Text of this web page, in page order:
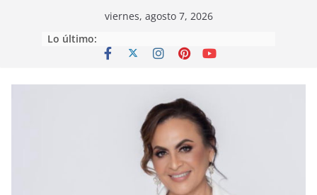
viernes, agosto 7, 2026
Lo último: